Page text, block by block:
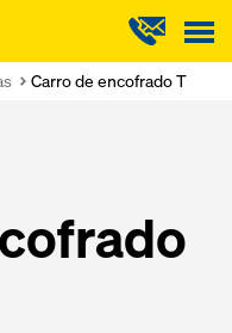
Carro de encofrado T